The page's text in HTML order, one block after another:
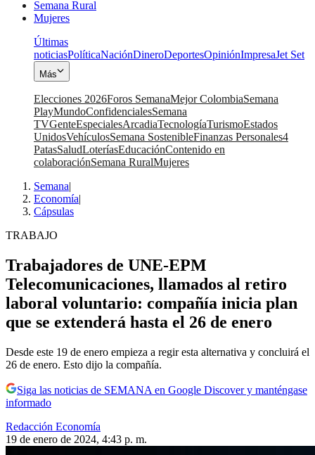
Semana Rural
Mujeres
Últimas
noticiasPolíticaNaciónDineroDeportesOpiniónImpresaJet Set
Más
Elecciones 2026Foros SemanaMejor ColombiaSemana
PlayMundoConfidencialesSemana
TVGenteEspecialesArcadiaTecnologíaTurismoEstados
UnidosVehículosSemana SostenibleFinanzas Personales4
PatasSaludLoteríasEducaciónContenido en
colaboraciónSemana RuralMujeres
Semana|
Economía|
Cápsulas
TRABAJO
Trabajadores de UNE-EPM
Telecomunicaciones, llamados al retiro
laboral voluntario: compañía inicia plan
que se extenderá hasta el 26 de enero
Desde este 19 de enero empieza a regir esta alternativa y concluirá el
26 de enero. Esto dijo la compañía.
Siga las noticias de SEMANA en Google Discover y manténgase
informado
Redacción Economía
19 de enero de 2024, 4:43 p. m.